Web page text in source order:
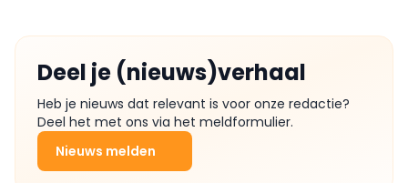
Deel je (nieuws)verhaal
Heb je nieuws dat relevant is voor onze redactie?
Deel het met ons via het meldformulier.
Nieuws melden